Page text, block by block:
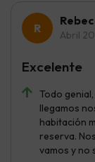
Abril
Todo
llegamos
habitación
reserva.
vamos y no
Excelente